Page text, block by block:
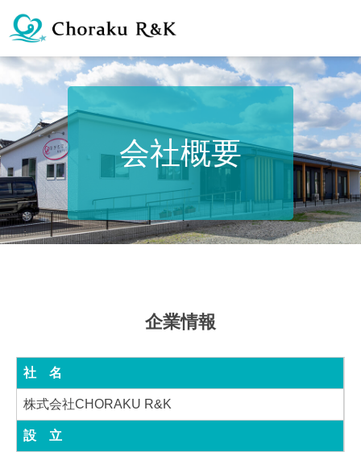
会社概要
企業情報
社 名
株式会社CHORAKU R&K
設 立